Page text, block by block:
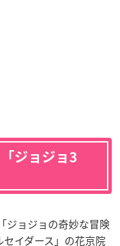
ジョジョ3
ジョジョの奇妙な冒険
イダース」の花京院